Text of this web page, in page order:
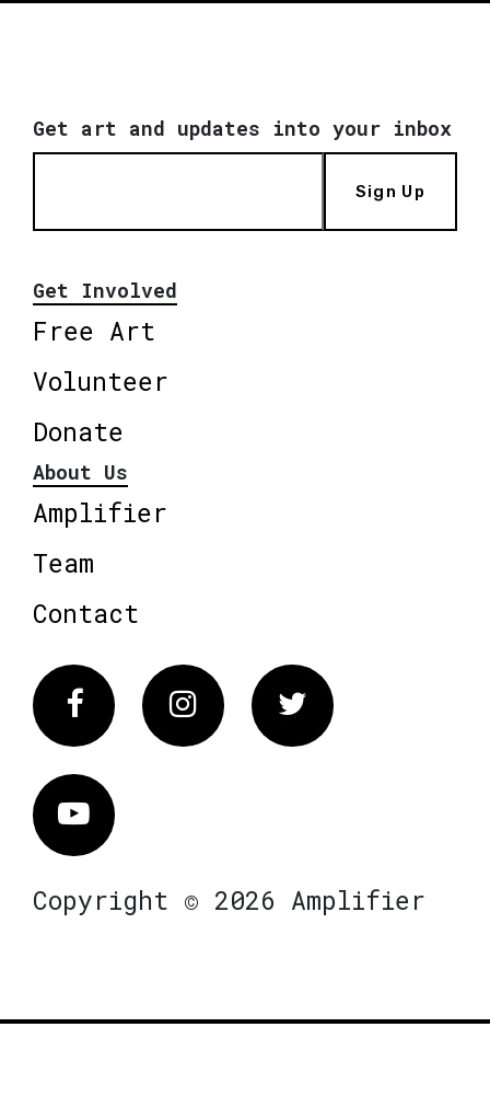
Get art and updates into your inbox
Sign Up
Get Involved
Free Art
Volunteer
Donate
About Us
Amplifier
Team
Contact
FacebookInstagram Twitter
Vimeo
Copyright © 2026 Amplifier